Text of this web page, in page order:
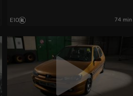
E10 74 min